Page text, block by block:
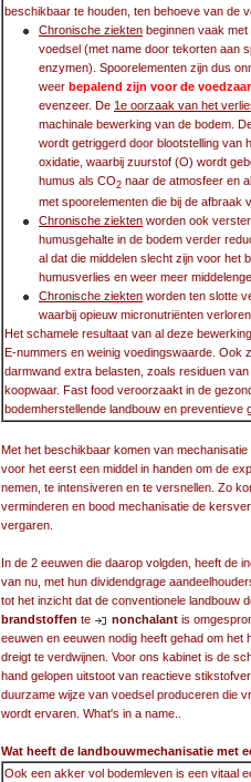
beschikbaar te houden, ten behoeve van de
Chronische ziekten beginnen vaak
voedsel (met name door tekorten aan
enzymen). Spoorelementen zijn dus
weer bepalend zijn voor de
evenzeer. De 1e oorzaak van het
machinale bewerking van de bodem.
wordt getriggerd door blootstelling van
oxidatie, waarbij zuurstof (O) wordt
humus als CO2 naar de atmosfeer en
met spoorelementen die bij de afbraak
Chronische ziekten worden ook
humusgehalte in de bodem verder
al dat die middelen slecht zijn voor het
humusverlies en weer meer
Chronische ziekten worden ten slotte
waarbij opieuw micronutriënten
Het schamele resultaat van al deze
E-nummers en weinig voedingswaarde. Ook
darmwand extra belasten, zoals residuen
koopwaar. Fast food veroorzaakt in de
bodemherstellende landbouw en
Met het beschikbaar komen van
voor het eerst een middel in handen om de
nemen, te intensiveren en te versnellen. Zo
verminderen en bood mechanisatie de
vergaren.
In de 2 eeuwen die daarop volgden, heeft de
van nu, met hun dividendgrage
tot het inzicht dat de conventionele landbouw
brandstoffen te nonchalant is
eeuwen en eeuwen nodig heeft gehad om
dreigt te verdwijnen. Voor ons kabinet is de
hand gelopen uitstoot van reactieve
duurzame wijze van voedsel produceren die
wordt ervaren. What's in a name..
Wat heeft de landbouwmechanisatie met
Ook een akker vol bodemleven is een vitaal